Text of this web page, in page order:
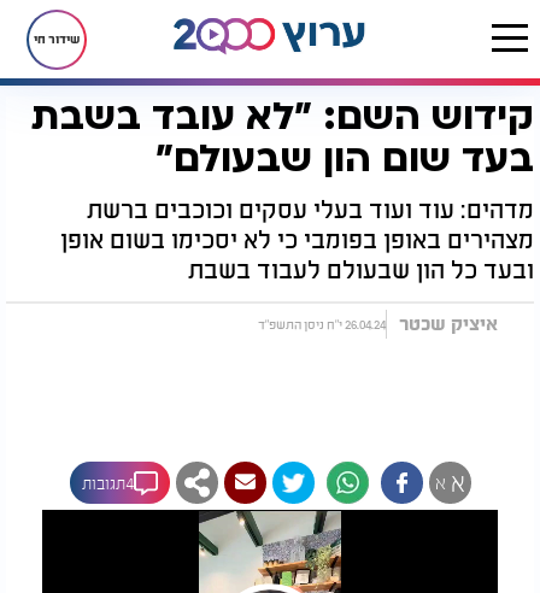
שידור חי
דף הבית רץ בוואטסאפ קידוש השם: "לא עובד בשבת בעד שום הון שבעולם"
קידוש השם: "לא עובד בשבת
בעד שום הון שבעולם"
מדהים: עוד ועוד בעלי עסקים וכוכבים ברשת
מצהירים באופן בפומבי כי לא יסכימו בשום אופן
ובעד כל הון שבעולם לעבוד בשבת
איציק שכטר 26.04.24 י"ח ניסן התשפ"ד
א א 4תגובות